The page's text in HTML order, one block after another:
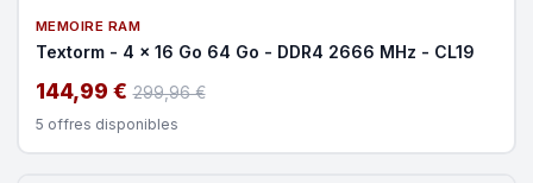
MEMOIRE RAM
Textorm - 4 x 16 Go 64 Go - DDR4 2666 MHz - CL19
144,99 € 299,96 €
5 offres disponibles